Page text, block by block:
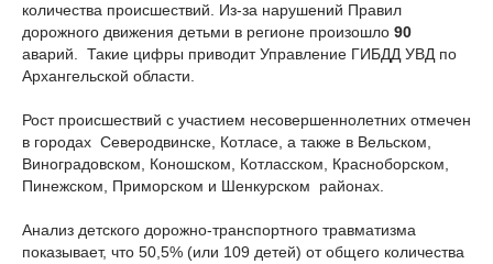
количества происшествий. Из-за нарушений Правил
дорожного движения детьми в регионе произошло 90
аварий. Такие цифры приводит Управление ГИБДД УВД по
Архангельской области.
Рост происшествий с участием несовершеннолетних отмечен
в городах Северодвинске, Котласе, а также в Вельском,
Виноградовском, Коношском, Котласском, Красноборском,
Пинежском, Приморском и Шенкурском районах.
Анализ детского дорожно-транспортного травматизма
показывает, что 50,5% (или 109 детей) от общего количества